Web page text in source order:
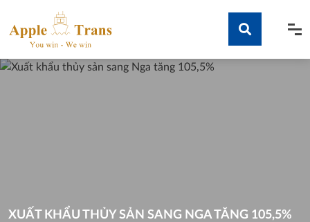
content
XUẤT KHẨU THỦY SẢN SANG NGA TĂNG 105,5%